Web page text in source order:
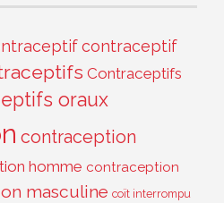
contraceptif
Contraceptifs
oraux
contraception
homme contraception
masculine coït interrompu